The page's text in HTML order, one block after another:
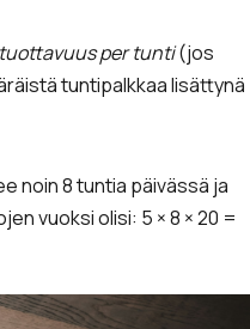
tuottavuus per tunti(jos
tuntipalkkaa lisättynä
noin 8 tuntia päivässä ja
vuoksi olisi: 5 × 8 × 20 =